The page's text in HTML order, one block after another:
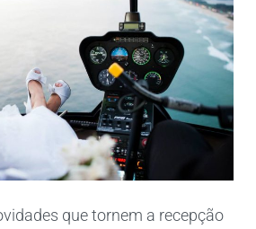
que tornem a recepção